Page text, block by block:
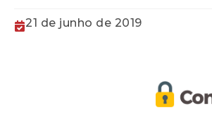
21 de junho de 2019